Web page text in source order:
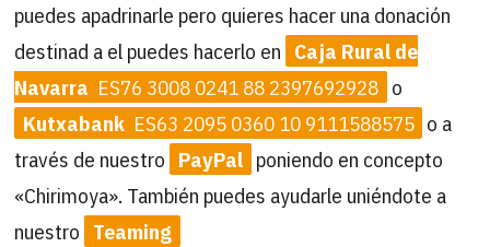
puedes apadrinarle pero quieres hacer una donación
destinad a el puedes hacerlo en Caja Rural de
Navarra ES76 3008 0241 88 2397692928 o
Kutxabank ES63 2095 0360 10 9111588575 o a
través de nuestro PayPal poniendo en concepto
«Chirimoya». También puedes ayudarle uniéndote a
nuestro Teaming